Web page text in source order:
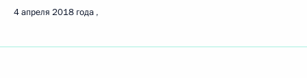
4 апреля 2018 года